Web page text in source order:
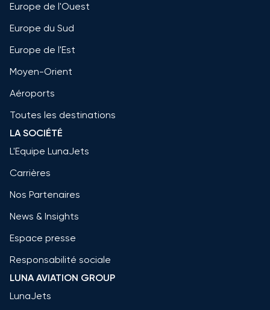
Europe de l'Ouest
Europe du Sud
Europe de l'Est
Moyen-Orient
Aéroports
Toutes les destinations
LA SOCIÉTÉ
L'Equipe LunaJets
Carrières
Nos Partenaires
News & Insights
Espace presse
Responsabilité sociale
LUNA AVIATION GROUP
LunaJets